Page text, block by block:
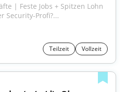
| Feste Jobs + Spitzen Lohn
Security-Profi?...
Teilzeit Vollzeit